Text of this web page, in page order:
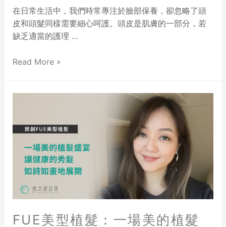
在日常生活中，我們時常專注於臉部保養，卻忽略了頭
皮和頭髮同樣需要細心呵護。頭皮是肌膚的一部分，若
缺乏適當的護理 …
Read More »
FUE美型植髮：一場美的植髮